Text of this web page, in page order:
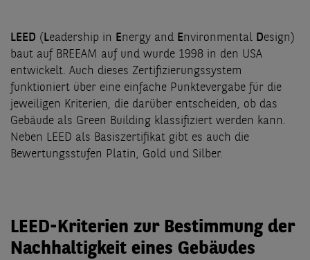
LEED ( Leadership in Energy and Environmental Design)
baut auf BREEAM auf und wurde 1998 in den USA
entwickelt. Auch dieses Zertifizierungssystem
funktioniert über eine einfache Punktevergabe für die
jeweiligen Kriterien, die darüber entscheiden, ob das
Gebäude als Green Building klassifiziert werden kann.
Neben LEED als Basiszertifikat gibt es auch die
Bewertungsstufen Platin, Gold und Silber.
LEED-Kriterien zur Bestimmung der
Nachhaltigkeit eines Gebäudes